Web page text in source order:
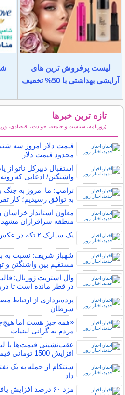
لیست پرفروش ترین های
آرایشی بهداشتی با 50% تخفیف
تازه ترین خبرها
(روزنامه، سیاست و جامعه، حوادث، اقتصادی،
محدود قیمت دلار
استقبال دبیرکل ناتو از
واشنگتن/ ادعایی که
ترامپ: ما امروز به جنگ
به توافق رسیدیم؛ کار
معاون استاندار خراسان
منطقه سرافرازان مشهد
یک سیارک ۲ تکه در عکس روز ناسا
شهباز شریف: نسبت به
مستقیم بین واشنگتن و
وال استریت ژورنال:
در قطر مانده است تا
پرده‌برداری از ارتباط
سرطان
«همه چیز هست اما
مردم به گرانی لبنیات
عقب‌نشینی قیمت‌ها با
افزایش 1500 تومانی قیمت دلار در ابتدای هفته
سنتکام از حمله به یک
داد
مزد ۶۰ درصد افزایش یافت؛ نان ۱۴۰درصد گران‌ شد!